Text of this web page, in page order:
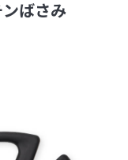
ばさみ